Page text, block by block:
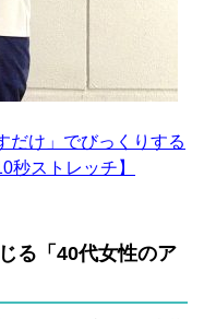
だけ」でびっくりする
秒ストレッチ】
る「40代女性のア